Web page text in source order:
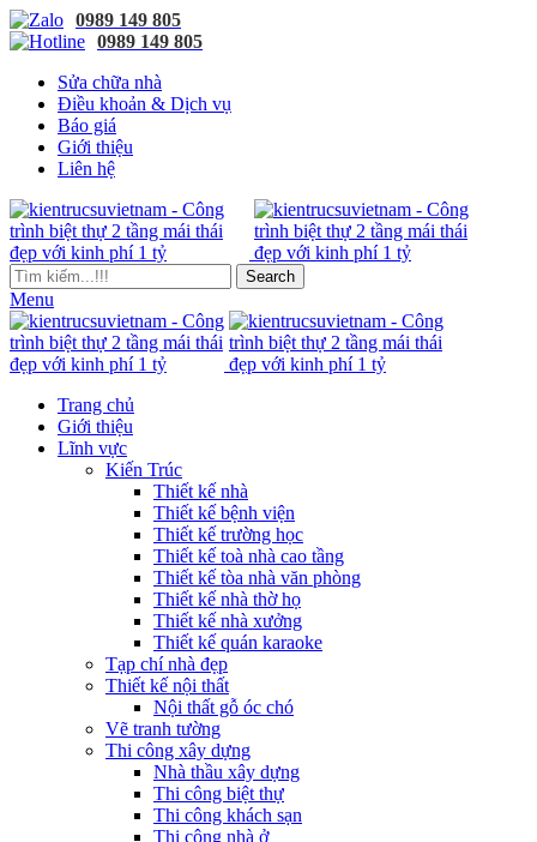
0989 149 805
0989 149 805
Sửa chữa nhà
Điều khoản & Dịch vụ
Báo giá
Giới thiệu
Liên hệ
Search
Menu
Trang chủ
Giới thiệu
Lĩnh vực
Kiến Trúc
Thiết kế nhà
Thiết kế bệnh viện
Thiết kế trường học
Thiết kế toà nhà cao tầng
Thiết kế tòa nhà văn phòng
Thiết kế nhà thờ họ
Thiết kế nhà xưởng
Thiết kế quán karaoke
Tạp chí nhà đẹp
Thiết kế nội thất
Nội thất gỗ óc chó
Vẽ tranh tường
Thi công xây dựng
Nhà thầu xây dựng
Thi công biệt thự
Thi công khách sạn
Thi công nhà ở